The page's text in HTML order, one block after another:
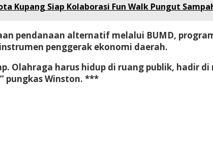
Kupang Siap Kolaborasi Fun Walk Pungut
pendanaan alternatif melalui BUMD,
penggerak ekonomi daerah.
Olahraga harus hidup di ruang publik, hadir
pungkas Winston. ***